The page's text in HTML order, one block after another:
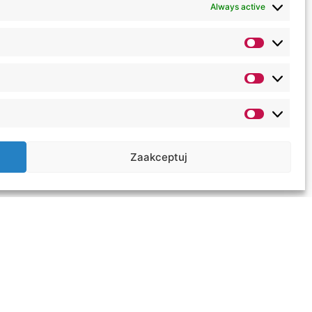
Always active
Zaakceptuj
za szczególne zasługi dla
Miasta Lublin.